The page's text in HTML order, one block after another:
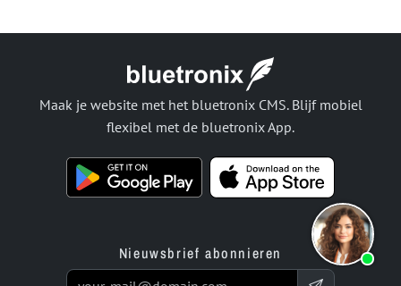
Maak je website met het bluetronix CMS. Blijf mobiel
flexibel met de bluetronix App.
Nieuwsbrief abonnieren